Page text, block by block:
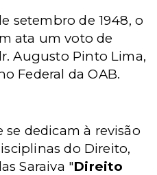
setembro de 1948, o
ata um voto de
Augusto Pinto Lima,
Federal da OAB.
se dedicam à revisão
do Direito,
Saraiva "Direito